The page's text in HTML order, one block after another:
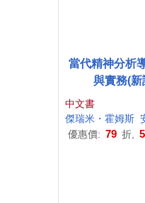
當代精神分析
與實務(新
中文書
傑瑞米・霍姆斯
優惠價: 79 折,